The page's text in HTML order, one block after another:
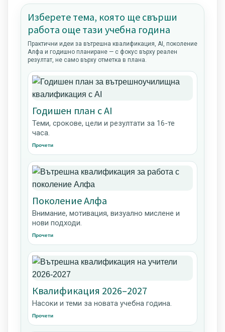
Изберете тема, която ще свърши
работа още тази учебна година
Практични идеи за вътрешна квалификация, AI, поколение
Алфа и годишно планиране — с фокус върху реален
резултат, не само върху отметка в плана.
Годишен план с AI
Теми, срокове, цели и резултати за 16-те
часа.
Прочети
Поколение Алфа
Внимание, мотивация, визуално мислене и
нови подходи.
Прочети
Квалификация 2026–2027
Насоки и теми за новата учебна година.
Прочети